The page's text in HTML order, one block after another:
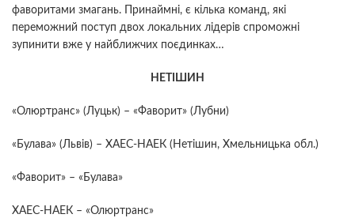
фаворитами змагань. Принаймні, є кілька команд, які
переможний поступ двох локальних лідерів спроможні
зупинити вже у найближчих поєдинках…
НЕТІШИН
«Олюртранс» (Луцьк) – «Фаворит» (Лубни)
«Булава» (Львів) – ХАЕС-НАЕК (Нетішин, Хмельницька обл.)
«Фаворит» – «Булава»
ХАЕС-НАЕК – «Олюртранс»